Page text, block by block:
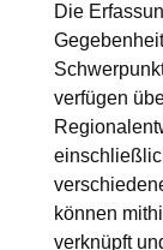
Die
verfügen
können
verknüpft